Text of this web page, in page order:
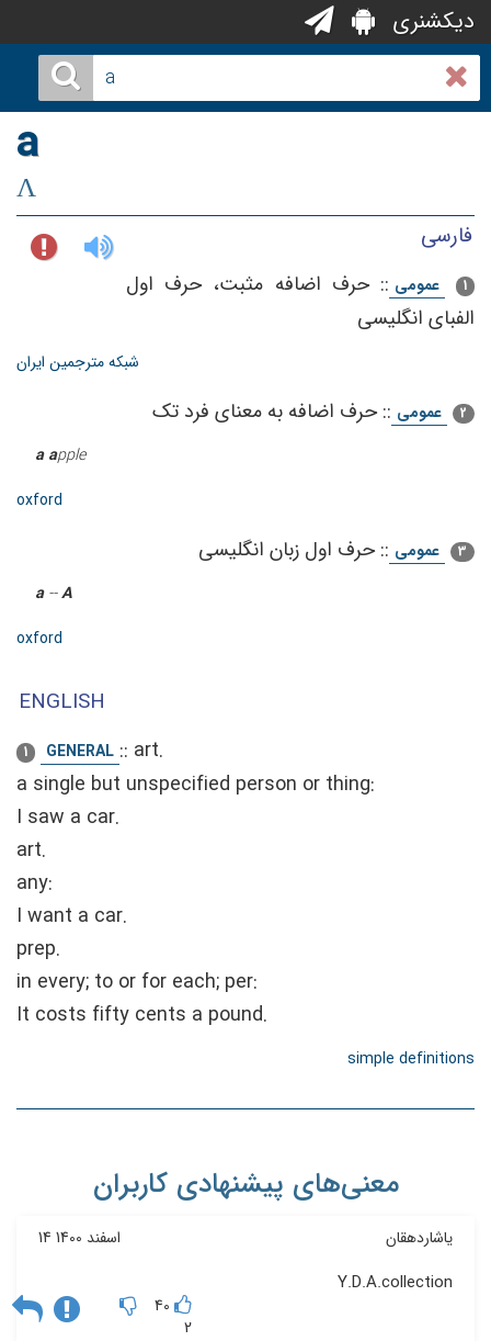
دیکشنری
a
Ʌ
فارسی
1 عمومی ::حرف‌ اضافه‌ مثبت‌، حرف‌ اول‌
الفبای‌ انگلیسی‌
شبکه مترجمین ایران
2 عمومی ::حرف اضافه به معنای فرد تک
a apple
oxford
3 عمومی ::حرف اول زبان انگلیسی
a--A
oxford
ENGLISH
1 GENERAL :: art.
a single but unspecified person or thing:
I saw a car.
art.
any:
I want a car.
prep.
in every; to or for each; per:
It costs fifty cents a pound.
simple definitions
معنی‌های پیشنهادی کاربران
یاشاردهقان 14 اسفند 1400
Y.D.A.collection
40
2